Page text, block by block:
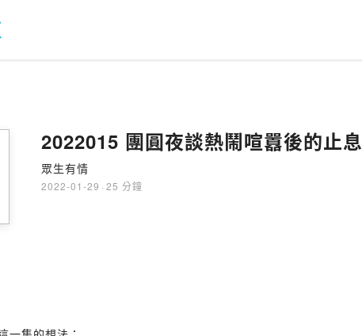
2022015 團圓夜談熱鬧喧囂後的止息
眾生有情
2022-01-29 · 25 分鐘